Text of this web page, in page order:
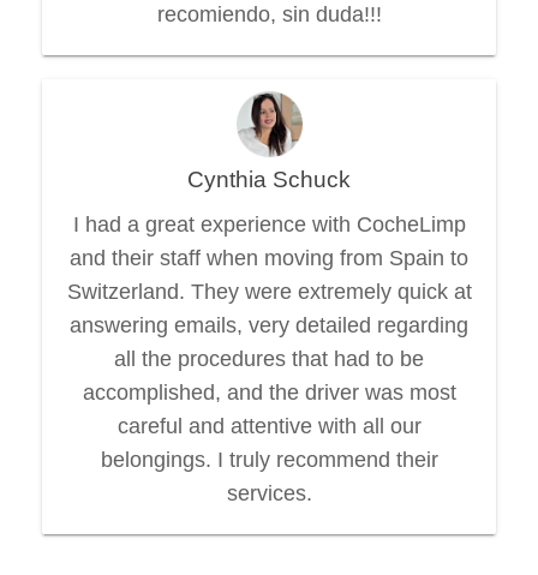
recomiendo, sin duda!!!
Cynthia Schuck
I had a great experience with CocheLimp
and their staff when moving from Spain to
Switzerland. They were extremely quick at
answering emails, very detailed regarding
all the procedures that had to be
accomplished, and the driver was most
careful and attentive with all our
belongings. I truly recommend their
services.